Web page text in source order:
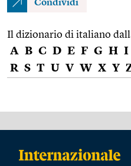
Condividi
Il dizionario di italiano
A B C D E F G H I
R S T U V W X Y